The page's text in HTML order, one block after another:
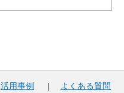
活用事例 |
よくある質問